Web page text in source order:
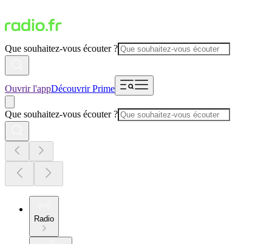
Que souhaitez-vous écouter ?
Ouvrir l'appDécouvrir Prime
Que souhaitez-vous écouter ?
Radio